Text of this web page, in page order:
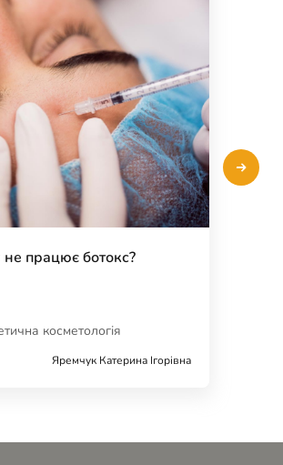
працює ботокс?
косметологія
Яремчук Катерина Ігорівна